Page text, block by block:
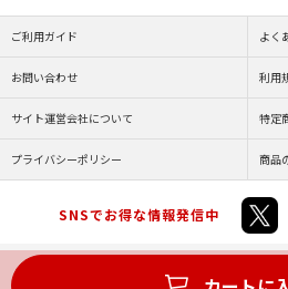
ご利用ガイド よく
お問い合わせ 利用
サイト運営会社について 特定
プライバシーポリシー 商品
SNSでお得な情報発信中